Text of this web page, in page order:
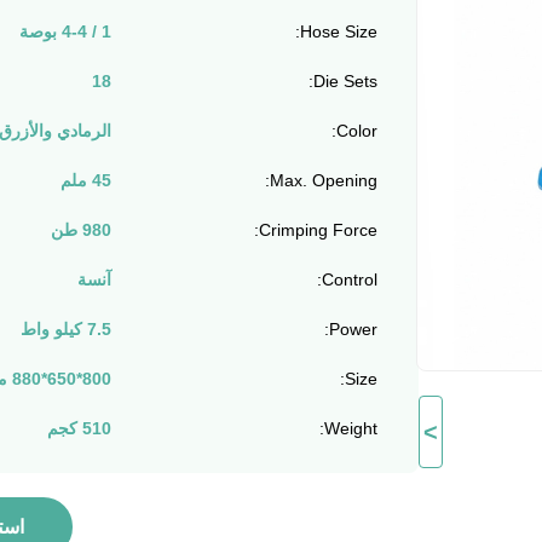
>
Hose Size: 1 / 4-4 بوصة
Die Sets:
18
Color: الرمادي والأزرق
Max. Opening: 45 ملم
Crimping Force: 980 طن
Control: آنسة
Power: 7.5 كيلو واط
Size: 800*650*880 مللي متر
Weight: 510 كجم